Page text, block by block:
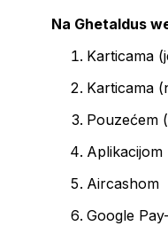
Na Ghetaldus
Karticama
Karticama
Pouzećem
Aplikacijom
Aircashom
Google